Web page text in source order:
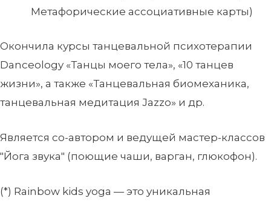
Метафорические ассоциативные карты)
Окончила курсы танцевальной психотерапии
Danceology «Танцы моего тела», «10 танцев
жизни», а также «Танцевальная биомеханика,
танцевальная медитация Jazzo» и др.
Является со-автором и ведущей мастер-классов
"Йога звука" (поющие чаши, варган, глюкофон).
(*) Rainbow kids yoga — это уникальная